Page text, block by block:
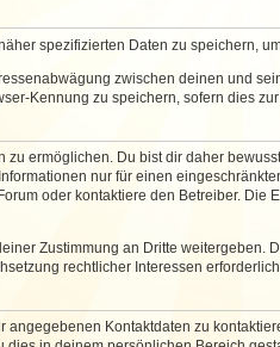
spezifizierten Daten zu speichern,
zwischen deinen und
Kennung zu speichern, sofern dies
ermöglichen. Du bist dir daher
nur für einen
oder kontaktiere den Betreiber.
Zustimmung an Dritte
rechtlicher Interessen erforderlich
Kontaktdaten zu